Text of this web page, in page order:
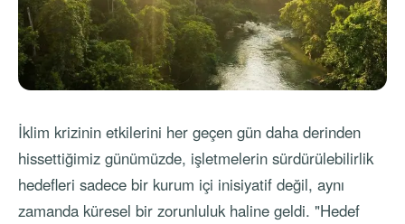
İklim krizinin etkilerini her geçen gün daha derinden
hissettiğimiz günümüzde, işletmelerin sürdürülebilirlik
hedefleri sadece bir kurum içi inisiyatif değil, aynı
zamanda küresel bir zorunluluk haline geldi. "Hedef